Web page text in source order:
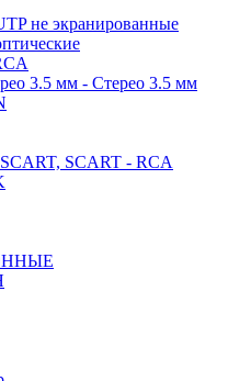
не экранированные
3.5 мм - Стерео 3.5 мм
SCART - RCA